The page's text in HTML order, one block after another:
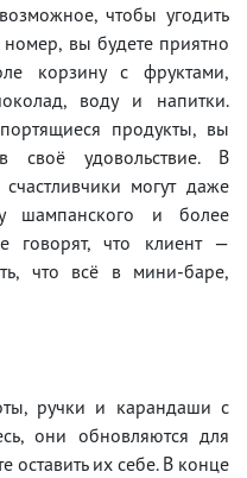
чтобы угодить
вы будете приятно
корзину с фруктами,
воду и напитки.
продукты, вы
своё удовольствие. В
могут даже
шампанского и более
говорят, что клиент —
что всё в мини-баре,
ручки и карандаши с
они обновляются для
оставить их себе. В конце